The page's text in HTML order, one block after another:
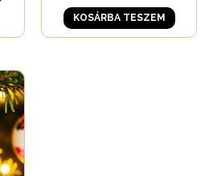
KOSÁRBA TESZEM